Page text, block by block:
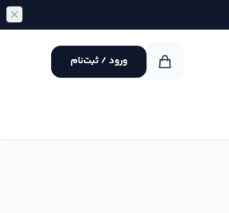
ورود / ثبت‌نام